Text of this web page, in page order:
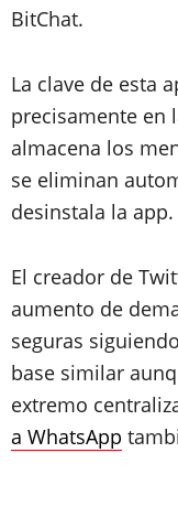
BitChat.
La clave de esta
precisamente en
almacena los
se eliminan
desinstala la app.
El creador de
aumento de
seguras
base similar
extremo
a WhatsApp